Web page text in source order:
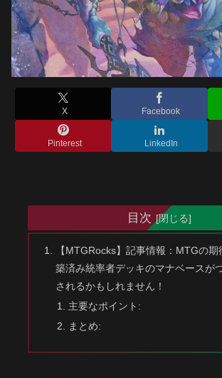
X Facebook
Pinterest LinkedIn
目次
【MTGRocks】記事情報：MTGの
築済み統率者デッキのマナベースが
されるかもしれません！
主要なポイント:
まとめ: